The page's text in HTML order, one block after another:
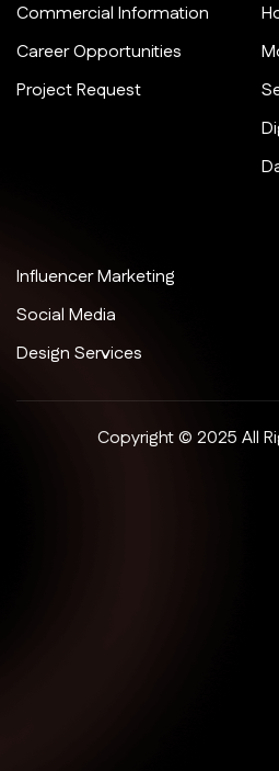
Commercial Information
Career Opportunities
Project Request
Influencer Marketing
Social Media
Design Services
Copyright © 2025 All